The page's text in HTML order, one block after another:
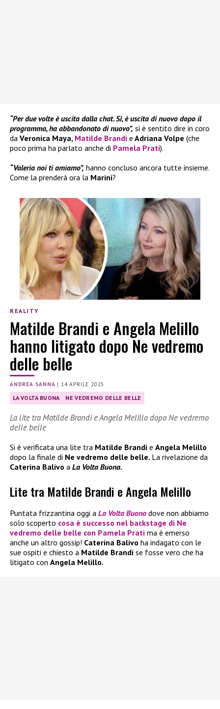
“Per due volte è uscita dalla chat. Sì, è uscita di nuovo dopo il
programma, ha abbandonato di nuovo”, si è sentito dire in coro
da Veronica Maya, Matilde Brandi e Adriana Volpe (che
poco prima ha parlato anche di Pamela Prati).
“Valeria noi ti amiamo”, hanno concluso ancora tutte insieme.
Come la prenderà ora la Marini?
REALITY
Matilde Brandi e Angela Melillo
hanno litigato dopo Ne vedremo
delle belle
ANDREA SANNA | 14 APRILE 2025
LA VOLTA BUONA NE VEDREMO DELLE BELLE
La lite tra Matilde Brandi e Angela Melillo dopo Ne vedremo
delle belle
Si è verificata una lite tra Matilde Brandi e Angela Melillo
dopo la finale di Ne vedremo delle belle. La rivelazione da
Caterina Balivo a La Volta Buona.
Lite tra Matilde Brandi e Angela Melillo
Puntata frizzantina oggi a La Volta Buona dove non abbiamo
solo scoperto cosa è successo nel backstage di Ne
vedremo delle belle con Pamela Prati ma è emerso
anche un altro gossip! Caterina Balivo ha indagato con le
sue ospiti e chiesto a Matilde Brandi se fosse vero che ha
litigato con Angela Melillo.